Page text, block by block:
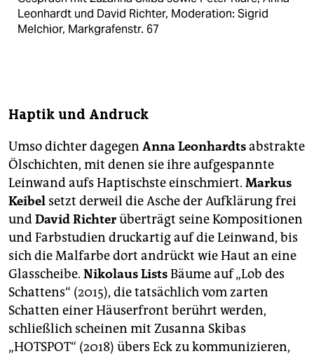
Leonhardt und David Richter, Moderation: Sigrid
Melchior, Markgrafenstr. 67
Haptik und Andruck
Umso dichter dagegen AnnaLeonhardtsabstrakte
Ölschichten, mit denen sie ihre aufgespannte
Leinwand aufs Haptischste einschmiert. Markus
Keibel setzt derweil die Asche der Aufklärung frei
undDavid Richterüberträgt seine Kompositionen
und Farbstudien druckartig auf die Leinwand, bis
sich die Malfarbe dort andrückt wie Haut an eine
Glasscheibe. NikolausListsBäume auf „Lob des
Schattens“ (2015), die tatsächlich vom zarten
Schatten einer Häuserfront berührt werden,
schließlich scheinen mit Zusanna Skibas
„HOTSPOT“ (2018) übers Eck zu kommunizieren,